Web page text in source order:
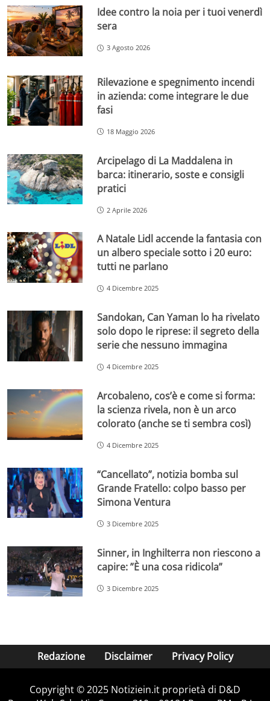
Idee contro la noia per i tuoi venerdì
sera
3 Agosto 2026
Rilevazione e spegnimento incendi
in azienda: come integrare le due
fasi
18 Maggio 2026
Arcipelago di La Maddalena in
barca: itinerario, soste e consigli
pratici
2 Aprile 2026
A Natale Lidl accende la fantasia con
un albero speciale sotto i 20 euro:
tutti ne parlano
4 Dicembre 2025
Sandokan, Can Yaman lo ha rivelato
solo dopo le riprese: il segreto della
serie che nessuno immagina
4 Dicembre 2025
Arcobaleno, cos’è e come si forma:
la scienza rivela, non è un arco
colorato (anche se ti sembra così)
4 Dicembre 2025
“Cancellato”, notizia bomba sul
Grande Fratello: colpo basso per
Simona Ventura
3 Dicembre 2025
Sinner, in Inghilterra non riescono a
capire: ”È una cosa ridicola”
3 Dicembre 2025
Redazione Disclaimer Privacy Policy
Copyright © 2025 Notiziein.it proprietà di D&D